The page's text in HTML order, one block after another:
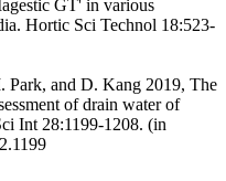
GT' in various
Hortic Sci Technol 18:523-
Park, and D. Kang 2019, The
of drain water of
Int 28:1199-1208. (in